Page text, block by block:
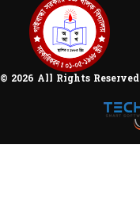
© 2026 All Rights Reserved